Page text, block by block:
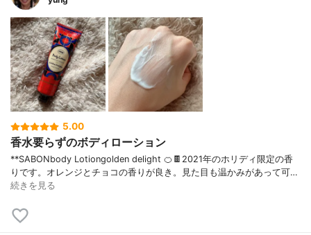
5.00
香水要らずのボディローション
**SABONbody Lotiongolden delight 🍊🍫2021年のホリディ限定の香
りです。オレンジとチョコの香りが良き。見た目も温かみがあって可…
続きを見る